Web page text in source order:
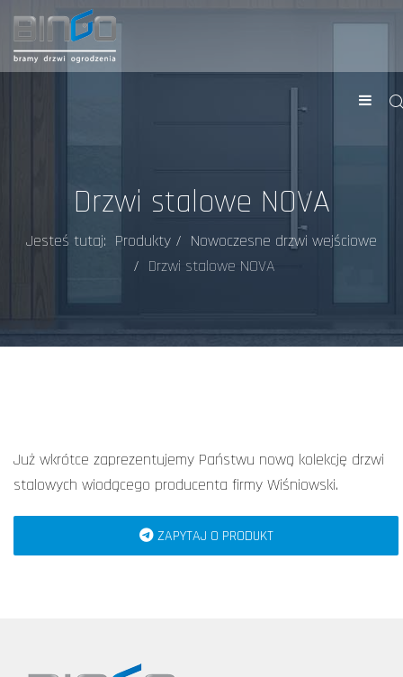
Drzwi stalowe NOVA
Jesteś tutaj: Produkty
Nowoczesne drzwi wejściowe
Drzwi stalowe NOVA
Już wkrótce zaprezentujemy Państwu nową kolekcję drzwi
stalowych wiodącego producenta firmy Wiśniowski.
ZAPYTAJ O PRODUKT